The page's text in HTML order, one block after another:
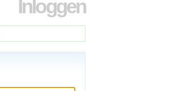
Inloggen